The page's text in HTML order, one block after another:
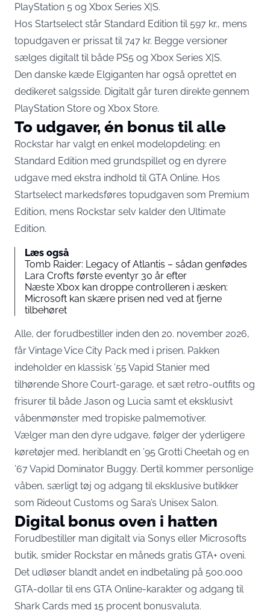
PlayStation 5 og Xbox Series X|S.
Hos Startselect står Standard Edition til 597 kr., mens
topudgaven er prissat til 747 kr. Begge versioner
sælges digitalt til både PS5 og Xbox Series X|S.
Den danske kæde Elgiganten har også oprettet en
dedikeret salgsside. Digitalt går turen direkte gennem
PlayStation Store og Xbox Store.
To udgaver, én bonus til alle
Rockstar har valgt en enkel modelopdeling: en
Standard Edition med grundspillet og en dyrere
udgave med ekstra indhold til GTA Online. Hos
Startselect markedsføres topudgaven som Premium
Edition, mens Rockstar selv kalder den Ultimate
Edition.
Læs også
Tomb Raider: Legacy of Atlantis – sådan genfødes
Lara Crofts første eventyr 30 år efter
Næste Xbox kan droppe controlleren i æsken:
Microsoft kan skære prisen ned ved at fjerne
tilbehøret
Alle, der forudbestiller inden den 20. november 2026,
fårVintage Vice City Pack med i prisen. Pakken
indeholder en klassisk ’55 Vapid Stanier med
tilhørende Shore Court-garage, et sæt retro-outfits og
frisurer til både Jason og Lucia samt et eksklusivt
våbenmønster med tropiske palmemotiver.
Vælger man den dyre udgave, følger der yderligere
køretøjer med, heriblandt en ’95 Grotti Cheetah og en
’67 Vapid Dominator Buggy. Dertil kommer personlige
våben, særligt tøj og adgang til eksklusive butikker
som Rideout Customs og Sara’s Unisex Salon.
Digital bonus oven i hatten
Forudbestiller man digitalt via Sonys eller Microsofts
butik, smider Rockstar en måneds gratis GTA+ oveni.
Det udløser blandt andet en indbetaling på 500.000
GTA-dollar til ens GTA Online-karakter og adgang til
Shark Cards med 15 procent bonusvaluta.